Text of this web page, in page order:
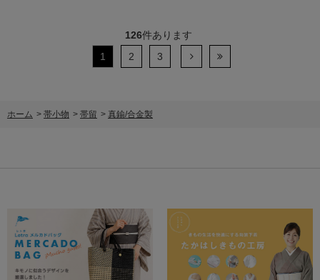
126件あります
1
2 3
ホーム > 帯小物 > 帯留 > 真鍮/合金製